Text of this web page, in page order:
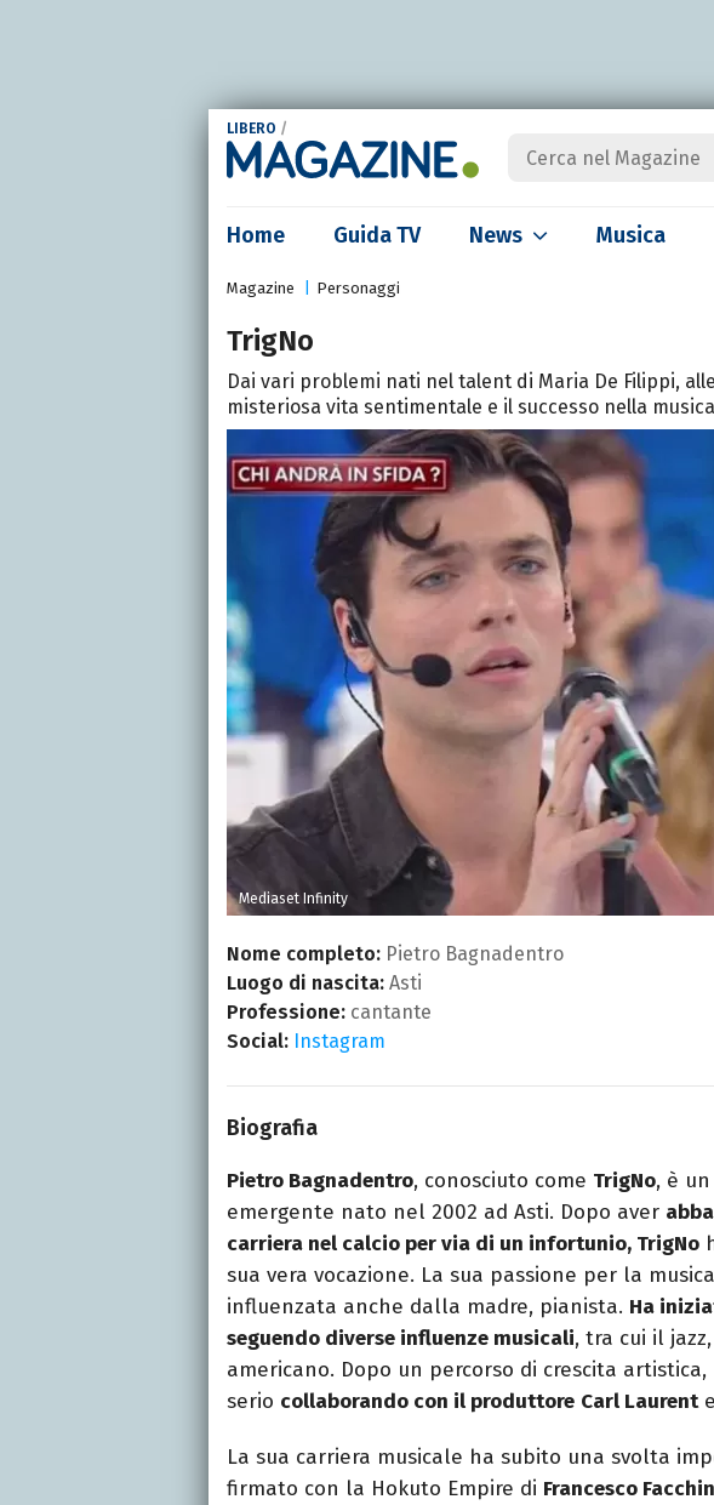
LIBERO /
Home Guida TV News Musica
Magazine Personaggi
TrigNo
Dai vari problemi nati nel talent di Maria De Filippi,
misteriosa vita sentimentale e il successo nella
Mediaset Infinity
Nome completo: Pietro Bagnadentro
Luogo di nascita: Asti
Professione: cantante
Social: Instagram
Biografia
Pietro Bagnadentro, conosciuto come TrigNo, è
emergente nato nel 2002 ad Asti. Dopo aver
carriera nel calcio per via di un infortunio, TrigNo
sua vera vocazione. La sua passione per la
influenzata anche dalla madre, pianista. Ha
seguendo diverse influenze musicali, tra cui il
americano. Dopo un percorso di crescita
serio collaborando con il produttore Carl Laurent
La sua carriera musicale ha subito una svolta
firmato con la Hokuto Empire di Francesco